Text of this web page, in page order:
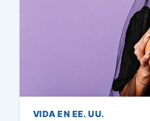
VIDA EN EE. UU.